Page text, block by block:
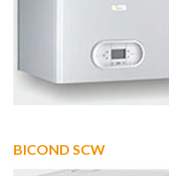
BICOND SCW